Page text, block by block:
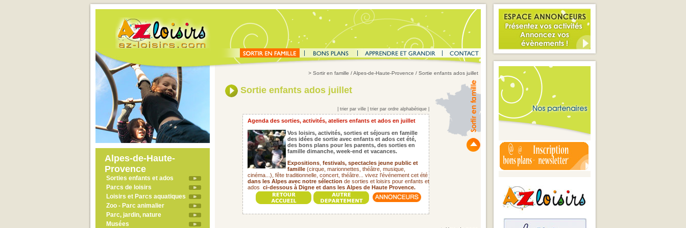
Alpes-de-Haute-
Provence
Sorties enfants et ados
Parcs de loisirs
Loisirs et Parcs aquatiques
Zoo - Parc animalier
Parc, jardin, nature
Musées
> Sortir en famille / Alpes-de-Haute-Provence / Sortie enfants ados juillet
Sortie enfants ados juillet
trier par ville trier par ordre alphabétique
Agenda des sorties, activités, ateliers enfants et ados en juillet
Vos loisirs, activités, sorties et séjours en famille
des idées de sortie avec enfants et ados cet été,
des bons plans pour les parents, des sorties en
famille dimanche, week-end et vacances.
Expositions festivals, spectacles jeune public et
famille (cirque, marionnettes, théâtre, musique,
cinéma...), fête traditionnelle, concert, théâtre... vivez l’événement cet été
dans les Alpes avec notre sélection de sorties et loisirs pour enfants et
ados ci-dessous à Digne et dans les Alpes de Haute Provence.